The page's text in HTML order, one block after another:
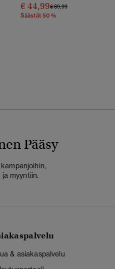
€ 44,99Hinta Alennettu Hinnasta
€ 89,99Hintaan
Säästät 50 %
Pääsy
myyntiin.
& asiakaspalvelu